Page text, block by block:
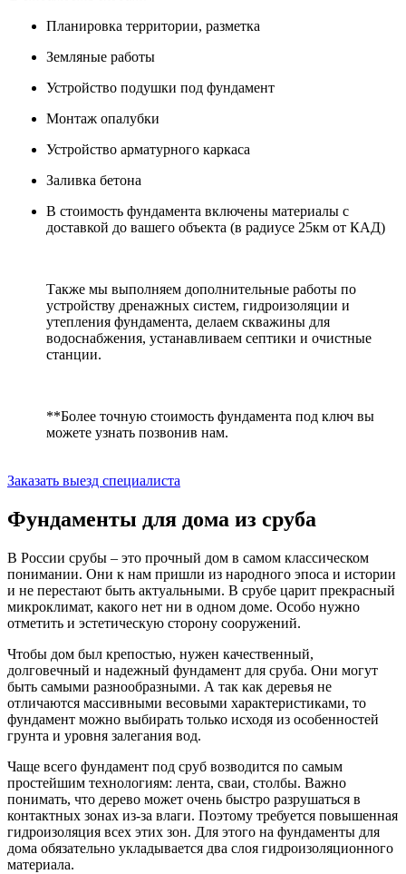
Планировка территории, разметка
Земляные работы
Устройство подушки под фундамент
Монтаж опалубки
Устройство арматурного каркаса
Заливка бетона
В стоимость фундамента включены материалы с
доставкой до вашего объекта (в радиусе 25км от КАД)
Также мы выполняем дополнительные работы по
устройству дренажных систем, гидроизоляции и
утепления фундамента, делаем скважины для
водоснабжения, устанавливаем септики и очистные
станции.
**Более точную стоимость фундамента под ключ вы
можете узнать позвонив нам.
Заказать выезд специалиста
Фундаменты для дома из сруба
В России срубы – это прочный дом в самом классическом
понимании. Они к нам пришли из народного эпоса и истории
и не перестают быть актуальными. В срубе царит прекрасный
микроклимат, какого нет ни в одном доме. Особо нужно
отметить и эстетическую сторону сооружений.
Чтобы дом был крепостью, нужен качественный,
долговечный и надежный фундамент для сруба. Они могут
быть самыми разнообразными. А так как деревья не
отличаются массивными весовыми характеристиками, то
фундамент можно выбирать только исходя из особенностей
грунта и уровня залегания вод.
Чаще всего фундамент под сруб возводится по самым
простейшим технологиям: лента, сваи, столбы. Важно
понимать, что дерево может очень быстро разрушаться в
контактных зонах из-за влаги. Поэтому требуется повышенная
гидроизоляция всех этих зон. Для этого на фундаменты для
дома обязательно укладывается два слоя гидроизоляционного
материала.